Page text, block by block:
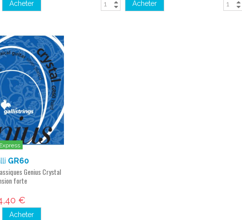
Acheter Acheter
Express
GR60
Genius Crystal
forte
€
Acheter